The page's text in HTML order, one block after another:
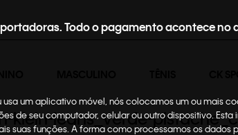
Todo o pagamento acontece no
um aplicativo móvel, nós colocamos um ou mais
de seu computador, celular ou outro dispositivo.
suas funções. A forma como processamos os dados
jeans_verde-